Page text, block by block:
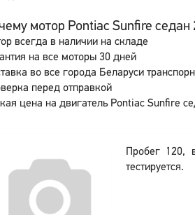
мотор Pontiac Sunfire седан
всегда в наличии на складе
на все моторы 30 дней
во все города Беларуси
перед отправкой
цена на двигатель Pontiac Sunfire
Пробег
тестируется.